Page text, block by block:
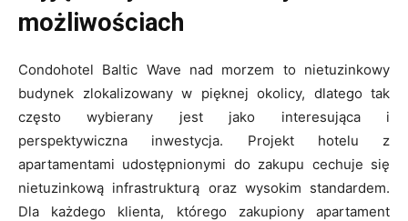
możliwościach
Condohotel Baltic Wave nad morzem to nietuzinkowy
budynek zlokalizowany w pięknej okolicy, dlatego tak
często wybierany jest jako interesująca i
perspektywiczna inwestycja. Projekt hotelu z
apartamentami udostępnionymi do zakupu cechuje się
nietuzinkową infrastrukturą oraz wysokim standardem.
Dla każdego klienta, którego zakupiony apartament